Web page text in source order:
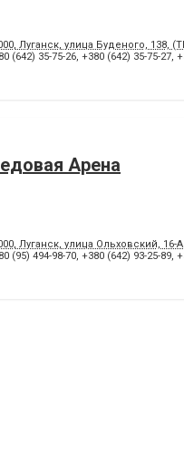
Луганск, улица Буденого, 138,
(642) 35-75-26, +380 (642) 35-75-27,
Арена
Луганск, улица Ольховский, 16-А
(95) 494-98-70, +380 (642) 93-25-89,